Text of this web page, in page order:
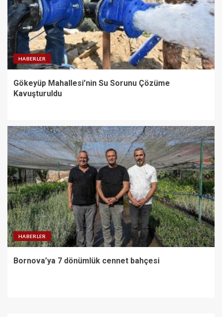
HABERLER
Gökeyüp Mahallesi’nin Su Sorunu Çözüme
Kavuşturuldu
HABERLER
Bornova’ya 7 dönümlük cennet bahçesi